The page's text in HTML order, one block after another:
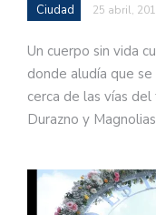
Ciudad 25 abril,
Un cuerpo sin vida
donde aludía que
cerca de las vías
Durazno y